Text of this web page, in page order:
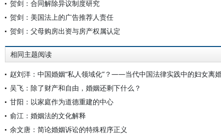
贺剑：合同解除异议制度研究
贺剑：美国法上的广告推荐人责任
贺剑：父母购房出资与房产权属认定
相同主题阅读
赵刘洋：中国婚姻“私人领域化”？——当代中国法律实践中的妇女离
吴飞：除了财产和自由，婚姻还剩下什么？
甘阳：以家庭作为道德重建的中心
俞江：婚姻法的文化解释
余文唐：简论婚姻诉讼的特殊程序正义